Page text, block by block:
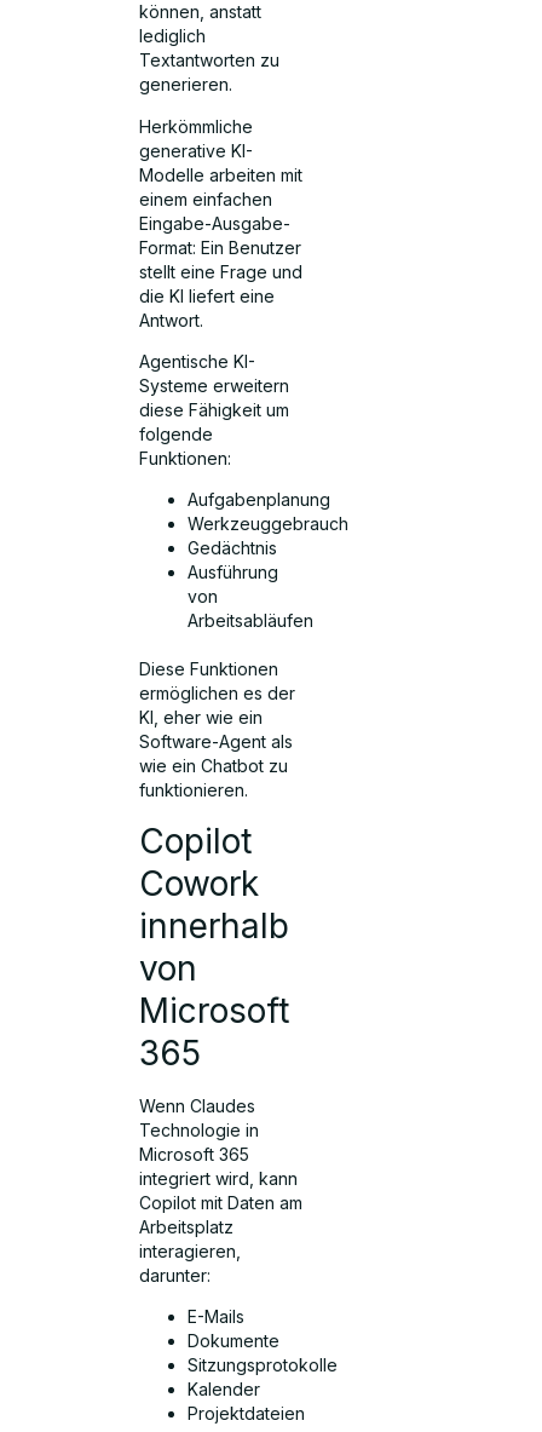
können, anstatt
lediglich
Textantworten zu
generieren.
Herkömmliche
generative KI-
Modelle arbeiten mit
einem einfachen
Eingabe-Ausgabe-
Format: Ein Benutzer
stellt eine Frage und
die KI liefert eine
Antwort.
Agentische KI-
Systeme erweitern
diese Fähigkeit um
folgende
Funktionen:
Aufgabenplanung
Werkzeuggebrauch
Gedächtnis
Ausführung
von
Arbeitsabläufen
Diese Funktionen
ermöglichen es der
KI, eher wie ein
Software-Agent als
wie ein Chatbot zu
funktionieren.
Copilot
Cowork
innerhalb
von
Microsoft
365
Wenn Claudes
Technologie in
Microsoft 365
integriert wird, kann
Copilot mit Daten am
Arbeitsplatz
interagieren,
darunter:
E-Mails
Dokumente
Sitzungsprotokolle
Kalender
Projektdateien